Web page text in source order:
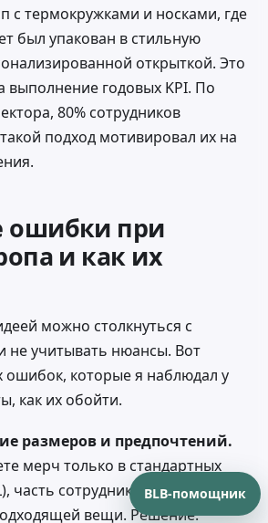
с термокружками и носками, где
был упакован в стильную
открыткой. Это
выполнение годовых KPI. По
80% сотрудников
подход мотивировал их на
ошибки при
и как их
можно столкнуться с
не учитывать нюансы. Вот
ошибок, которые я наблюдал у
как их обойти.
размеров и предпочтений.
мерч только в стандартных
часть сотрудников может
вещи. Решение:
BLB-помощник